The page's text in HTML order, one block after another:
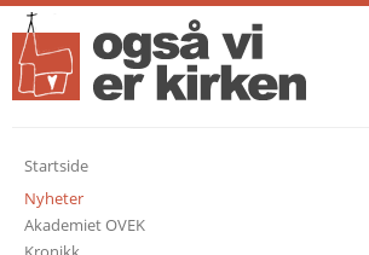
Startside
Nyheter
Akademiet OVEK